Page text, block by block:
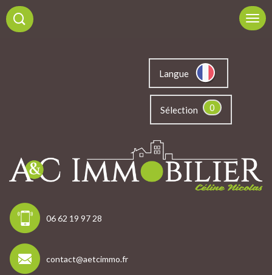
Langue
Sélection 0
06 62 19 97 28
contact@aetcimmo.fr